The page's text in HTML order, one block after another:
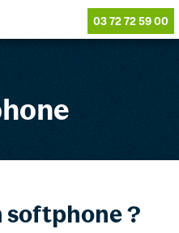
03 72 72 59 00
softphone ?